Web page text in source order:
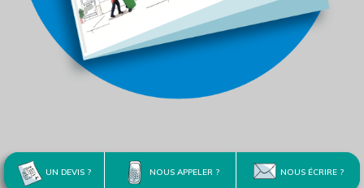
UN DEVIS ? NOUS APPELER ? NOUS ÉCRIRE ?